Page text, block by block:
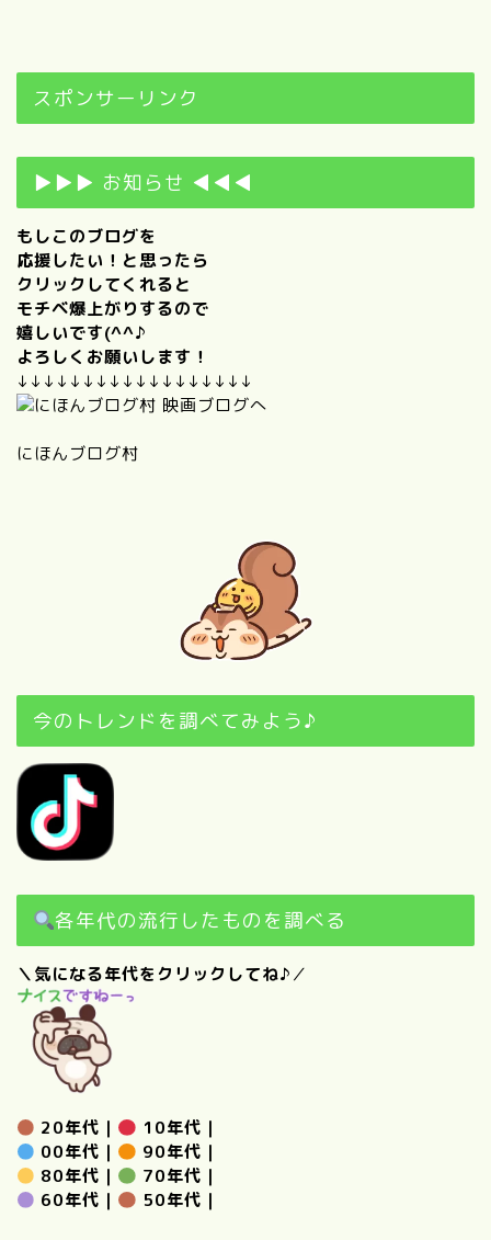
スポンサーリンク
▶▶▶ お知らせ ◀◀◀
もしこのブログを
応援したい！と思ったら
クリックしてくれると
モチベ爆上がりするので
嬉しいです(^^♪
よろしくお願いします！
↓↓↓↓↓↓↓↓↓↓↓↓↓↓↓↓↓↓
にほんブログ村
今のトレンドを調べてみよう♪
各年代の流行したものを調べる
＼気になる年代をクリックしてね♪／
20年代 ｜ 10年代 ｜
00年代 ｜ 90年代 ｜
80年代 ｜ 70年代 ｜
60年代 ｜ 50年代 ｜